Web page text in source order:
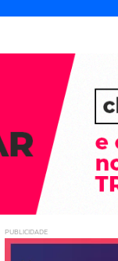
PUBLICIDADE